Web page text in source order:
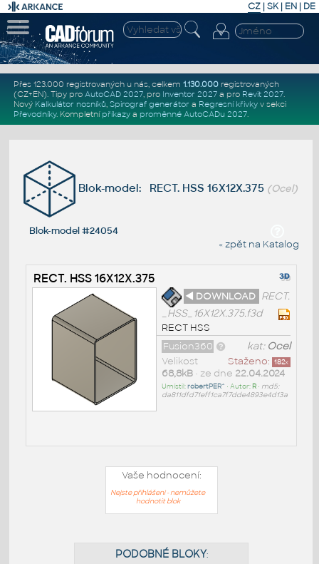
CZ | SK| EN | DE
Přes 123.000 registrovaných u nás, celkem 1.130.000registrovaných
(CZ+EN). Tipy pro AutoCAD 2027, pro Inventor 2027a pro Revit 2027.
Nový Kalkulátor nosníků, Spirograf generátor a Regresní křivkyv sekci
Převodníky. Kompletní příkazya proměnné AutoCADu 2027.
Blok-model: RECT. HSS 16X12X.375 (Ocel)
Blok-model #24054
« zpět na Katalog
RECT. HSS 16X12X.375
◄ DOWNLOAD RECT.
_HSS_16X12X.375.f3d
RECT HSS
kat: Ocel
Fusion360
Staženo: 182x
Velikost
68,8kB• ze dne 22.04.2024
Umístil:robertPER^ • Autor: R• md5:
da811dfd71eff1ca7f7dde4893e4d13a
Vaše hodnocení:
Nejste přihlášeni - nemůžete
hodnotit blok